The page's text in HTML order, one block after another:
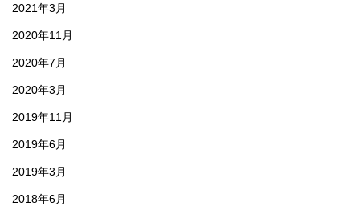
2021年3月
2020年11月
2020年7月
2020年3月
2019年11月
2019年6月
2019年3月
2018年6月